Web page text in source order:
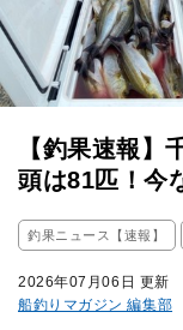
【釣果速報】
頭は81匹！今
釣果ニュース【速報】
2026年07月06日 更新
船釣りマガジン 編集部